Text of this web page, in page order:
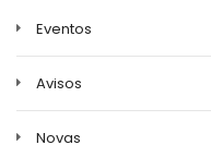
Eventos
Avisos
Novas